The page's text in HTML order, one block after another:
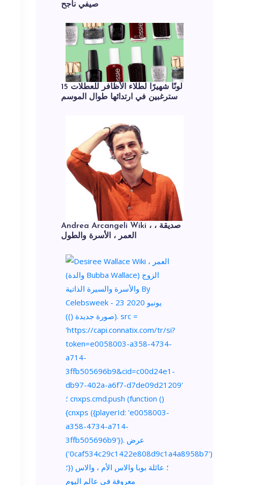
صيفي ناجح
15 لونًا شهيرًا لطلاء الأظافر للعطلات
سترغبين في ارتدائها طوال الموسم
Andrea Arcangeli Wiki ، صديقة ،
العمر ، الأسرة والطول